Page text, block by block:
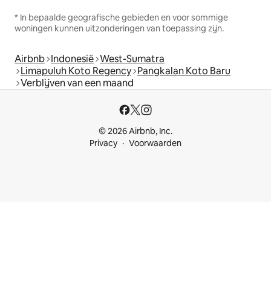
* In bepaalde geografische gebieden en voor sommige
woningen kunnen uitzonderingen van toepassing zijn.
Airbnb Indonesië West-Sumatra
Limapuluh Koto Regency Pangkalan Koto Baru
Verblijven van een maand
© 2026 Airbnb, Inc.
Privacy
Voorwaarden